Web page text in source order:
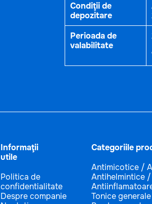
Condiţii de
depozitare
Perioada de
valabilitate
Informaţii
utile
Politica de
confidentialitate
Despre companie
Categoriile
Antimicotice /
Antihelmintice
Tonice